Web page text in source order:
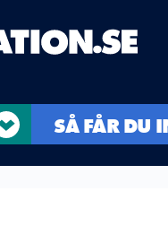
SÅ FÅR DU